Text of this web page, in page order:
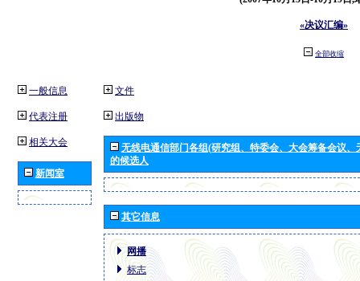
«决议汇编»
全部收缩
一般信息
代表注册
相关大会
新闻室
文件
出版物
无线电通信部门各组(研究组、特委会、大会筹备会议
的候选人
其它信息
网播
标志